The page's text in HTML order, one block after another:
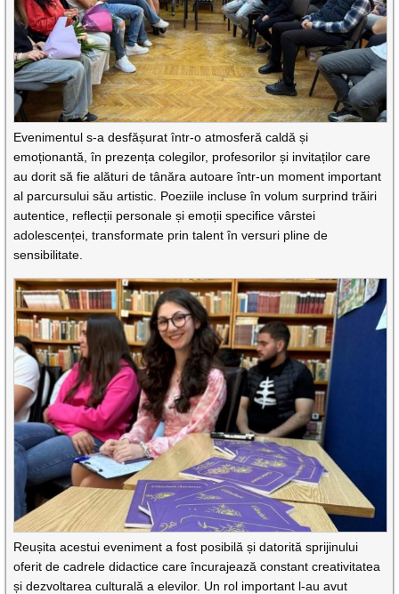
Evenimentul s-a desfășurat într-o atmosferă caldă și
emoționantă, în prezența colegilor, profesorilor și invitaților care
au dorit să fie alături de tânăra autoare într-un moment important
al parcursului său artistic. Poeziile incluse în volum surprind trăiri
autentice, reflecții personale și emoții specifice vârstei
adolescenței, transformate prin talent în versuri pline de
sensibilitate.
Reușita acestui eveniment a fost posibilă și datorită sprijinului
oferit de cadrele didactice care încurajează constant creativitatea
și dezvoltarea culturală a elevilor. Un rol important l-au avut